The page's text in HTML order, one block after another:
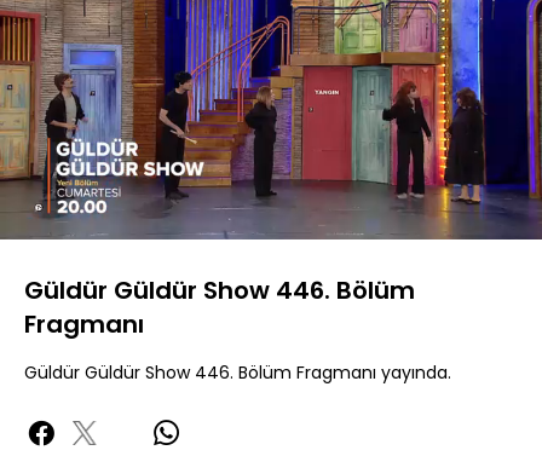
Sesi
Aç
Yüklendi:
88.57%
Oynatma
Hızı
Güldür Güldür Show 446. Bölüm
Fragmanı
Güldür Güldür Show 446. Bölüm Fragmanı yayında.